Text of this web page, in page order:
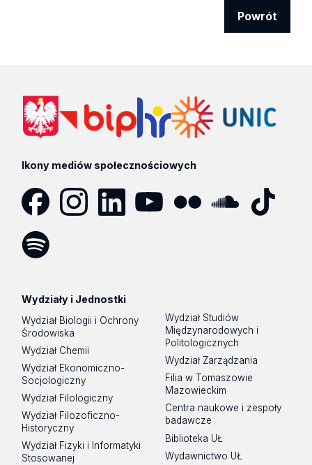
Powrót
Ikony mediów społecznościowych
Wydziały i Jednostki
Wydział Biologii i Ochrony
Środowiska
Wydział Chemii
Wydział Ekonomiczno-
Socjologiczny
Wydział Filologiczny
Wydział Filozoficzno-
Historyczny
Wydział Fizyki i Informatyki
Stosowanej
Wydział Studiów
Międzynarodowych i
Politologicznych
Wydział Zarządzania
Filia w Tomaszowie
Mazowieckim
Centra naukowe i zespoły
badawcze
Biblioteka UŁ
Wydawnictwo UŁ